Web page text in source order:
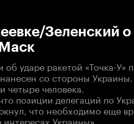
Зеленский
об ударе ракетой «Точка-У»
со стороны
четыре человека.
позиции делегаций по
что необходимо еще
Украины».